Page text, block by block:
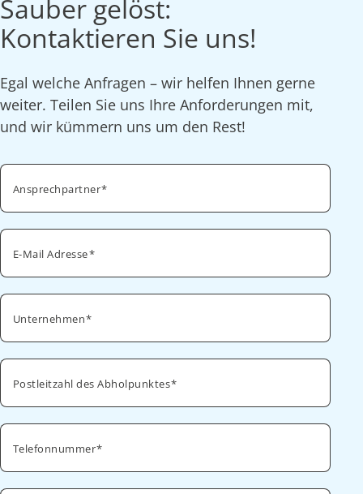
Sauber gelöst:
Kontaktieren Sie uns!
Egal welche Anfragen – wir helfen Ihnen gerne
weiter. Teilen Sie uns Ihre Anforderungen mit,
und wir kümmern uns um den Rest!
Ansprechpartner
E-Mail Adresse
Unternehmen
Postleitzahl des Abholpunktes
Telefonnummer